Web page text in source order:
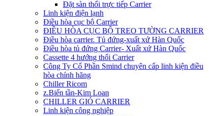
Đặt sàn thổi trực tiếp Carrier
Linh kiện điện lạnh
Điều hòa cục bộ Carrier
ĐIỀU HÒA CỤC BỘ TREO TƯỜNG CARRIER
Điều hòa carrier. Tủ đứng-xuất xứ Hàn Quốc
Điều hòa tủ đứng Carrier- Xuất xứ Hàn Quốc
Cassette 4 hướng thổi Carrier
Công Ty Cổ Phần Smind chuyên cấp linh kiện điều
hòa chính hãng
Chiller Ricom
z.Biến tần-Kim Loan
CHILLER GIÓ CARRIER
Linh kiện công nghiệp